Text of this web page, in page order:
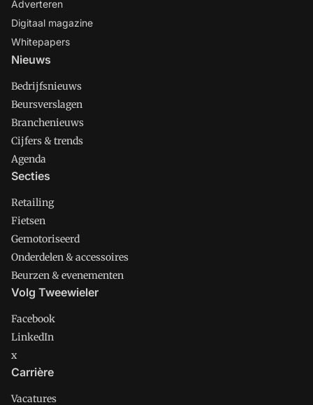
Adverteren
Digitaal magazine
Whitepapers
Nieuws
Bedrijfsnieuws
Beursverslagen
Branchenieuws
Cijfers & trends
Agenda
Secties
Retailing
Fietsen
Gemotoriseerd
Onderdelen & accessoires
Beurzen & evenementen
Volg Tweewieler
Facebook
LinkedIn
x
Carrière
Vacatures